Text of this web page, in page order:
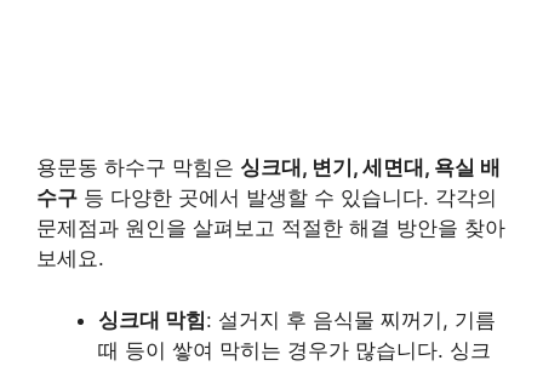
용문동 하수구 막힘은 싱크대, 변기, 세면대, 욕실 배
수구 등 다양한 곳에서 발생할 수 있습니다. 각각의
문제점과 원인을 살펴보고 적절한 해결 방안을 찾아
보세요.
싱크대 막힘: 설거지 후 음식물 찌꺼기, 기름
때 등이 쌓여 막히는 경우가 많습니다. 싱크